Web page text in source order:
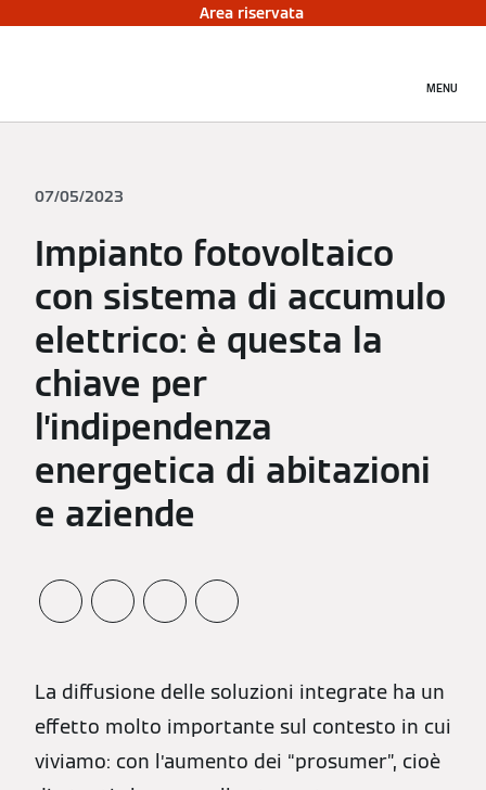
Area riservata
MENU
07/05/2023
Impianto fotovoltaico
con sistema di accumulo
elettrico: è questa la
chiave per
l’indipendenza
energetica di abitazioni
e aziende
La diffusione delle soluzioni integrate ha un
effetto molto importante sul contesto in cui
viviamo: con l’aumento dei “prosumer”, cioè